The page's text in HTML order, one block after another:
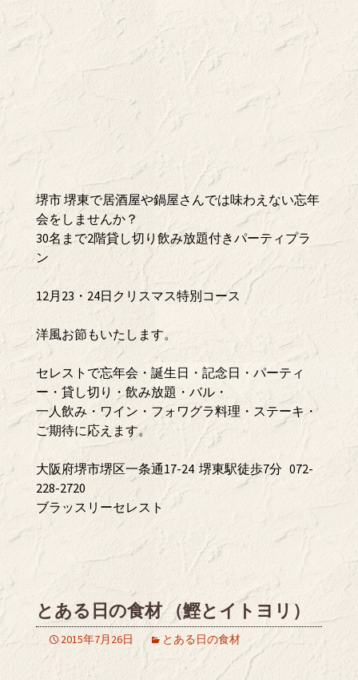
堺市 堺東で居酒屋や鍋屋さんでは味わえない忘年
会をしませんか？
30名まで2階貸し切り飲み放題付きパーティプラ
ン
12月23・24日クリスマス特別コース
洋風お節もいたします。
セレストで忘年会・誕生日・記念日・パーティ
ー・貸し切り・飲み放題・バル・
一人飲み・ワイン・フォワグラ料理・ステーキ・
ご期待に応えます。
大阪府堺市堺区一条通17-24 堺東駅徒歩7分 072-
228-2720
ブラッスリーセレスト
とある日の食材 （鰹とイトヨリ）
2015年7月26日 とある日の食材